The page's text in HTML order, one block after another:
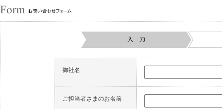
御社名
ご担当者さまのお名前